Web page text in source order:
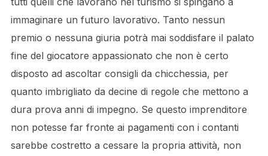
immaginare un futuro lavorativo. Tanto nessun
premio o nessuna giuria potrà mai soddisfare il palato
fine del giocatore appassionato che non è certo
disposto ad ascoltar consigli da chicchessia, per
quanto imbrigliato da decine di regole che mettono a
dura prova anni di impegno. Se questo imprenditore
non potesse far fronte ai pagamenti con i contanti
sarebbe costretto a cessare la propria attività, non